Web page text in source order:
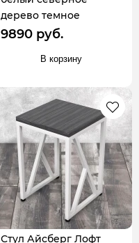
дерево темное
9890 руб.
В корзину
Стул Айсберг Лофт